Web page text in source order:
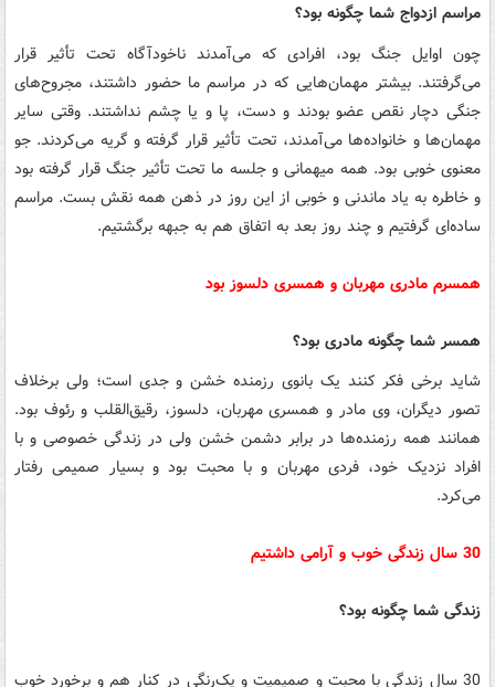
مراسم ازدواج شما چگونه بود؟
چون اوایل جنگ بود، افرادی که می‌آمدند ناخودآگاه تحت تأثیر قرار
می‌گرفتند. بیشتر مهمان‌هایی که در مراسم ما حضور داشتند، مجروح‌های
جنگی دچار نقص عضو بودند و دست، پا و یا چشم نداشتند. وقتی سایر
مهمان‌ها و خانواده‌ها می‌آمدند، تحت تأثیر قرار گرفته و گریه می‌کردند. جو
معنوی خوبی بود. همه میهمانی و جلسه ما تحت تأثیر جنگ قرار گرفته بود
و خاطره به یاد ماندنی و خوبی از این روز در ذهن همه نقش بست. مراسم
ساده‌ای گرفتیم و چند روز بعد به اتفاق هم به جبهه برگشتیم.
همسرم مادری مهربان و همسری دلسوز بود
همسر شما چگونه مادری بود؟
شاید برخی فکر کنند یک بانوی رزمنده خشن و جدی است؛ ولی برخلاف
تصور دیگران، وی مادر و همسری مهربان، دلسوز، رقیق‌القلب و رئوف بود.
همانند همه رزمنده‌ها در برابر دشمن خشن ولی در زندگی خصوصی و با
افراد نزدیک خود، فردی مهربان و با محبت بود و بسیار صمیمی رفتار
می‌کرد.
30 سال زندگی خوب و آرامی داشتیم
زندگی شما چگونه بود؟
30 سال زندگی با محبت و صمیمیت و یک‌رنگی در کنار هم و برخورد خوب